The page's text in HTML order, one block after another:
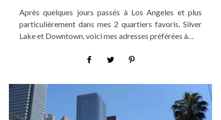
Après quelques jours passés à Los Angeles et plus
particulièrement dans mes 2 quartiers favoris, Silver
Lake et Downtown, voici mes adresses préférées à…